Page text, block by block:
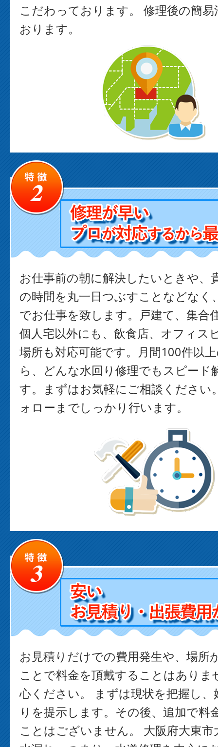
こだわっております。 修理後の簡
おります。
お仕事前の朝に解決したいときや、
の時間を丸一日つぶすことなどなく
でお仕事を致します。戸建て、集合
個人宅以外にも、飲食店、オフィス
場所も対応可能です。月間100件以
ら、どんな水回り修理でもスピード
す。まずはお気軽にご相談ください
ォローまでしっかり行います。
お見積りだけでの費用発生や、場所
ことで料金を頂戴することはありま
心ください。 まずは現状を把握し
りを提示します。その後、追加で料
ことはございません。 大阪府大東